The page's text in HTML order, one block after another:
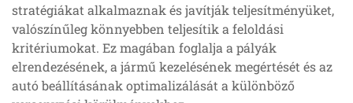
stratégiákat alkalmaznak és javítják teljesítményüket,
valószínűleg könnyebben teljesítik a feloldási
kritériumokat. Ez magában foglalja a pályák
elrendezésének, a jármű kezelésének megértését és az
autó beállításának optimalizálását a különböző